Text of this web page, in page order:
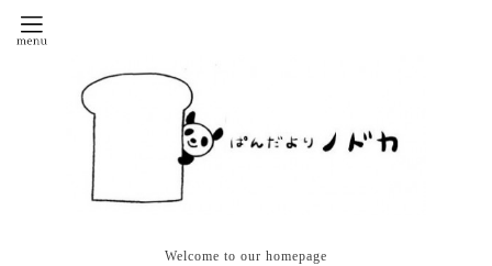
Welcome to our homepage